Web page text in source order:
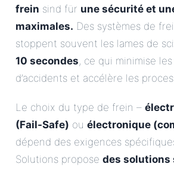
frein sind für une sécurité et
maximales. Des systèmes de
stoppent souvent les lames de
10 secondes, ce qui minimise
d’accidents et accélère les
Le choix du type de frein –
(Fail-Safe) ou électronique
dépend des exigences
Solutions propose des solutions